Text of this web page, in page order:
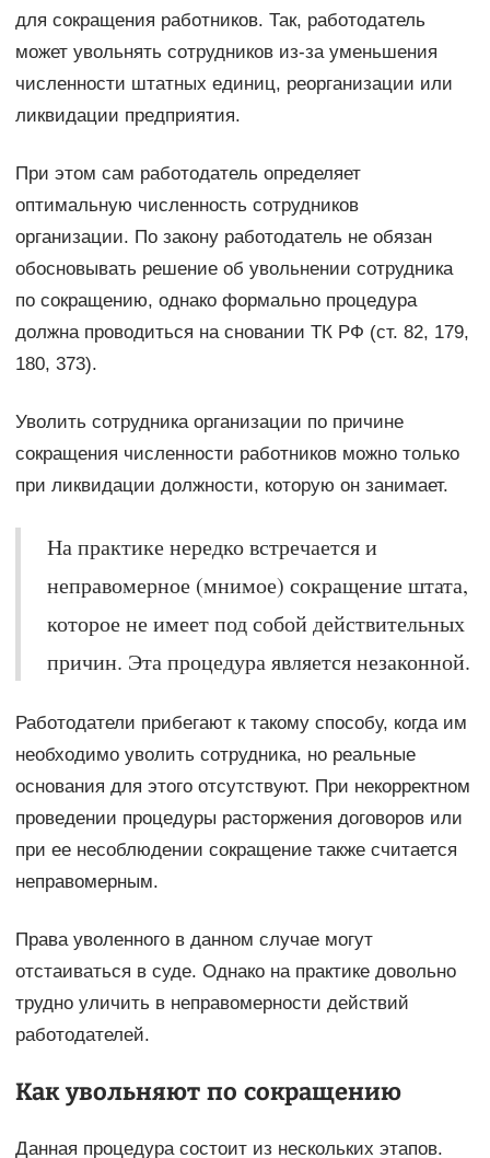
для сокращения работников. Так, работодатель
может увольнять сотрудников из-за уменьшения
численности штатных единиц, реорганизации или
ликвидации предприятия.
При этом сам работодатель определяет
оптимальную численность сотрудников
организации. По закону работодатель не обязан
обосновывать решение об увольнении сотрудника
по сокращению, однако формально процедура
должна проводиться на сновании ТК РФ (ст. 82, 179,
180, 373).
Уволить сотрудника организации по причине
сокращения численности работников можно только
при ликвидации должности, которую он занимает.
На практике нередко встречается и
неправомерное (мнимое) сокращение штата,
которое не имеет под собой действительных
причин. Эта процедура является незаконной.
Работодатели прибегают к такому способу, когда им
необходимо уволить сотрудника, но реальные
основания для этого отсутствуют. При некорректном
проведении процедуры расторжения договоров или
при ее несоблюдении сокращение также считается
неправомерным.
Права уволенного в данном случае могут
отстаиваться в суде. Однако на практике довольно
трудно уличить в неправомерности действий
работодателей.
Как увольняют по сокращению
Данная процедура состоит из нескольких этапов.